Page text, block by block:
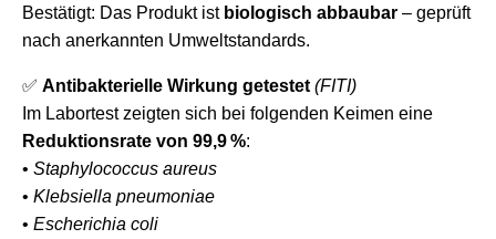
Bestätigt: Das Produkt ist biologisch abbaubar – geprüft
nach anerkannten Umweltstandards.
✅ Antibakterielle Wirkung getestet (FITI)
Im Labortest zeigten sich bei folgenden Keimen eine
Reduktionsrate von 99,9 %:
• Staphylococcus aureus
• Klebsiella pneumoniae
• Escherichia coli